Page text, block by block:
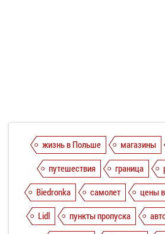
жизнь в Польше магазины
путешествия
граница
Biedronka
самолет цены
Lidl
пункты пропуска